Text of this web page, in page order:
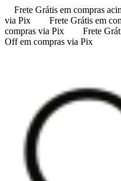
Frete Grátis em compras
via Pix
Frete Grátis em
compras via Pix
Frete
Off em compras via Pix